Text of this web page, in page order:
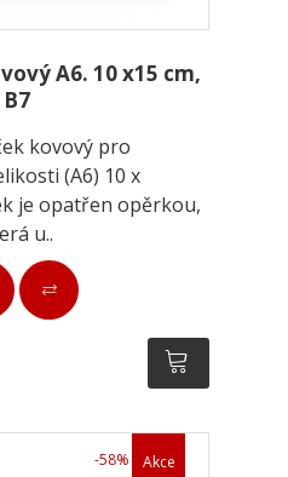
A6. 10 x15 cm,
B7
kovový pro
(A6) 10 x
je opatřen opěrkou,
u..
Akce
-58%